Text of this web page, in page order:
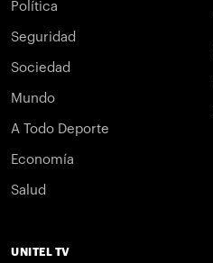
Política
Seguridad
Sociedad
Mundo
A Todo Deporte
Economía
Salud
UNITEL TV